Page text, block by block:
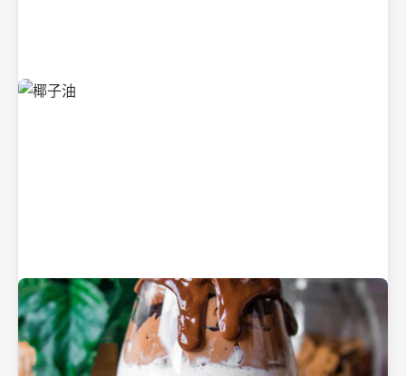
清凉解渴的椰子水
纯净的初榨椰子油